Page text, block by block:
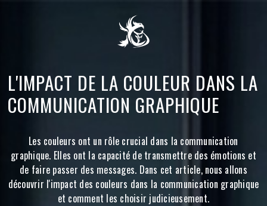
L'IMPACT DE LA COULEUR DANS LA
COMMUNICATION GRAPHIQUE
Les couleurs ont un rôle crucial dans la communication
graphique. Elles ont la capacité de transmettre des émotions et
de faire passer des messages. Dans cet article, nous allons
découvrir l'impact des couleurs dans la communication graphique
et comment les choisir judicieusement.